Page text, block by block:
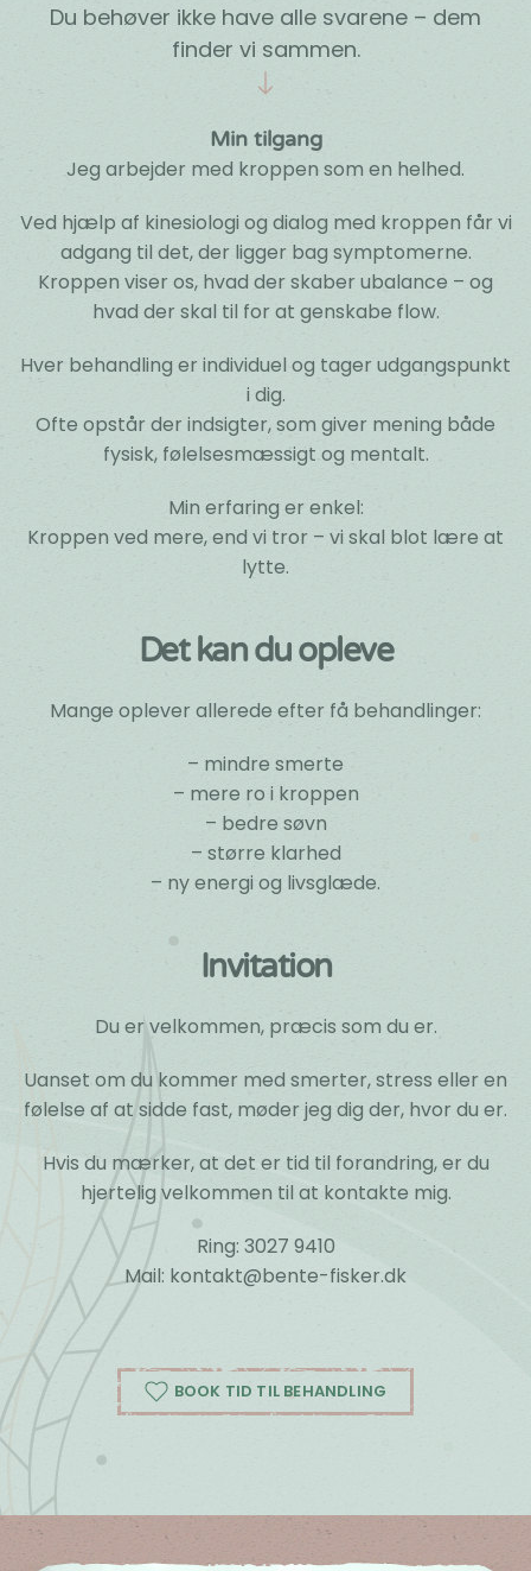
Du behøver ikke have alle svarene – dem
finder vi sammen.
Min tilgang
Jeg arbejder med kroppen som en helhed.
Ved hjælp af kinesiologi og dialog med kroppen får vi
adgang til det, der ligger bag symptomerne.
Kroppen viser os, hvad der skaber ubalance – og
hvad der skal til for at genskabe flow.
Hver behandling er individuel og tager udgangspunkt
i dig.
Ofte opstår der indsigter, som giver mening både
fysisk, følelsesmæssigt og mentalt.
Min erfaring er enkel:
Kroppen ved mere, end vi tror – vi skal blot lære at
lytte.
Det kan du opleve
Mange oplever allerede efter få behandlinger:
– mindre smerte
– mere ro i kroppen
– bedre søvn
– større klarhed
– ny energi og livsglæde.
Invitation
Du er velkommen, præcis som du er.
Uanset om du kommer med smerter, stress eller en
følelse af at sidde fast, møder jeg dig der, hvor du er.
Hvis du mærker, at det er tid til forandring, er du
hjertelig velkommen til at kontakte mig.
Ring: 3027 9410
Mail: kontakt@bente-fisker.dk
BOOK TID TIL BEHANDLING